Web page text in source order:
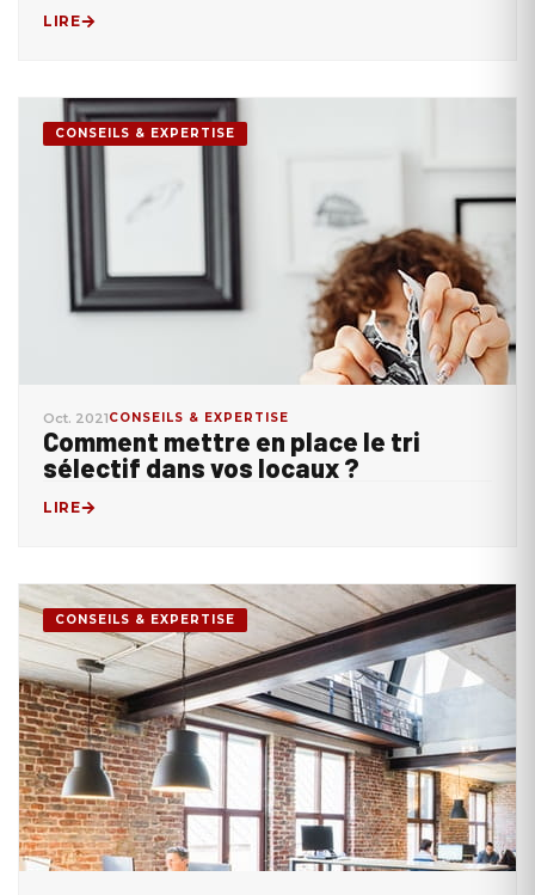
LIRE
CONSEILS & EXPERTISE
Oct. 2021CONSEILS & EXPERTISE
Comment mettre en place le tri
sélectif dans vos locaux ?
LIRE
CONSEILS & EXPERTISE